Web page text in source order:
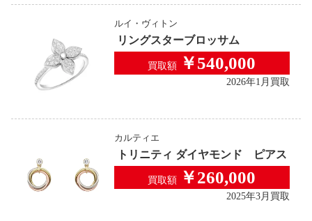
ルイ・ヴィトン
リングスターブロッサム
買取額 ￥540,000
2026年1月買取
カルティエ
トリニティ ダイヤモンド ピアス
買取額 ￥260,000
2025年3月買取